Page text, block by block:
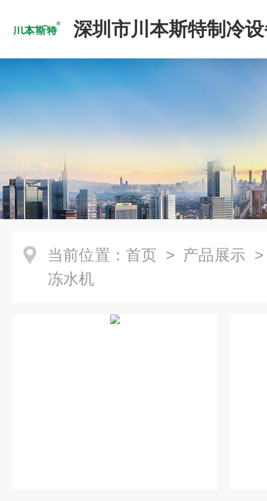
深圳市川本斯特制冷
公司
当前位置： 首页 > 产品展示
冻水机